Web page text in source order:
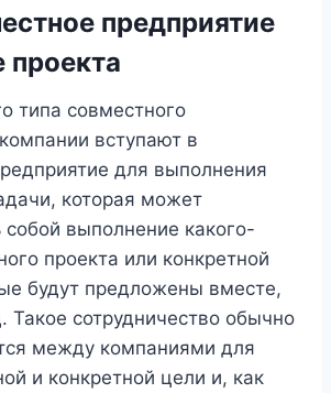
предприятие
проекта
типа совместного
вступают в
для выполнения
которая может
собой выполнение какого-
проекта или конкретной
будут предложены вместе,
Такое сотрудничество обычно
между компаниями для
и конкретной цели и, как